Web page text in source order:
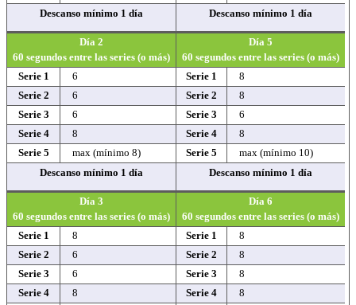
Descanso mínimo 1 día
Descanso mínimo 1 día
Día 2
60 segundos entre las series (o más)
Día 5
60 segundos entre las series (o más)
Serie 1
6 Serie 1
8
Serie 2
6 Serie 2
8
Serie 3
6 Serie 3
6
Serie 4
8 Serie 4
8
Serie 5
max (mínimo 8) Serie 5
max (mínimo 10)
Descanso mínimo 1 día
Descanso mínimo 1 día
Día 3
60 segundos entre las series (o más)
Día 6
60 segundos entre las series (o más)
Serie 1
8 Serie 1
8
Serie 2
6 Serie 2
8
Serie 3
6 Serie 3
8
Serie 4
8 Serie 4
8